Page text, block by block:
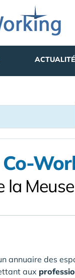
ACTUALITÉ
la Meuse
annuaire des
aux